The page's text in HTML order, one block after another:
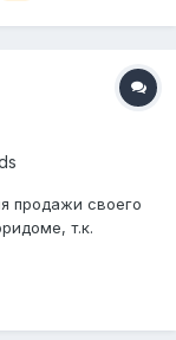
продажи своего
т.к.
что она
не то, что ищу,